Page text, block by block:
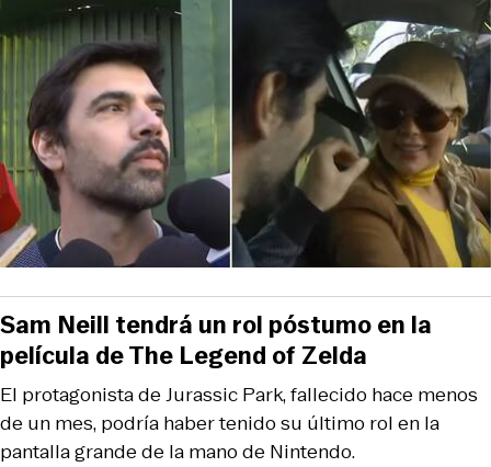
El protagonista de Jurassic Park, fallecido hace menos
de un mes, podría haber tenido su último rol en la
pantalla grande de la mano de Nintendo.
Sam Neill tendrá un rol póstumo en la
película de The Legend of Zelda